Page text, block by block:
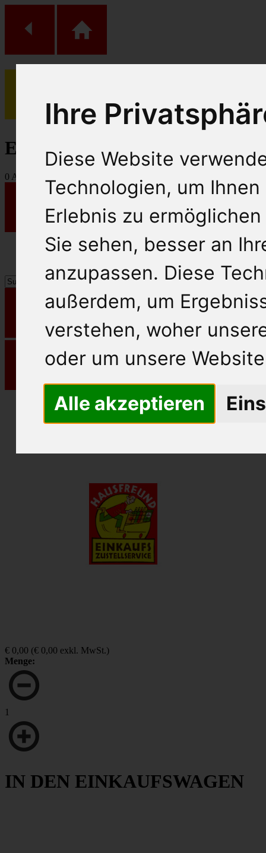
Ihre
Diese Website
Technologien, um
Erlebnis zu
Sie sehen, besser an
anzupassen. Diese
außerdem, um
verstehen, woher
oder um unsere
Alle akzeptieren
(0)
Einkaufs Wagen
0 Artikel
€ 0,00 (€ 0,00 exkl. MwSt.)
Menge:
1
IN DEN EINKAUFSWAGEN